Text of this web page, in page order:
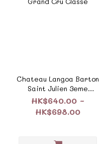
Chateau Langoa Barton
Saint Julien 3eme
Growth Grand Cru
Classe
HK$640.00 ~
HK$698.00